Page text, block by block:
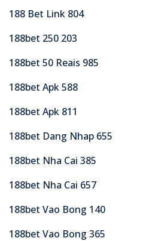
188 Bet Link 804
188bet 250 203
188bet 50 Reais 985
188bet Apk 588
188bet Apk 811
188bet Dang Nhap 655
188bet Nha Cai 385
188bet Nha Cai 657
188bet Vao Bong 140
188bet Vao Bong 365